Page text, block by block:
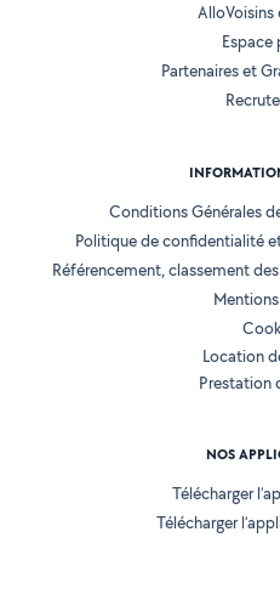
AlloVoisins
Espace
Partenaires et
Conditions Générales
Politique de confidentialité
Référencement, classement
Location
Prestation
NOS
Télécharger
Télécharger